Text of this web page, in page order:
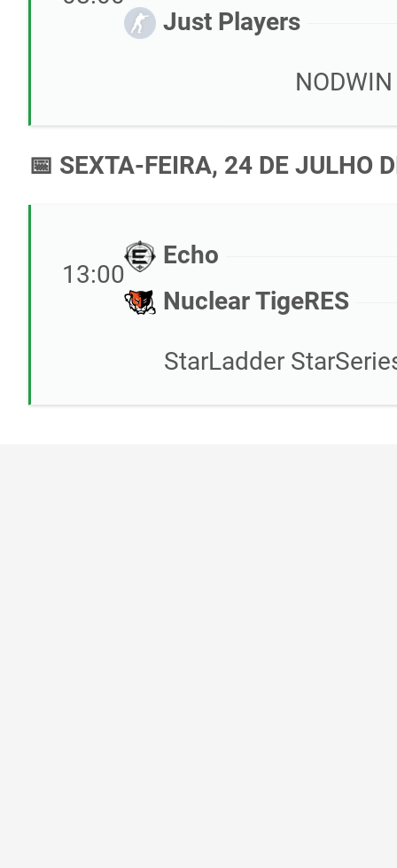
Just Players
📅 SEXTA-FEIRA, 24 DE JULHO
13:00
Echo
Nuclear TigeRES
StarLadder